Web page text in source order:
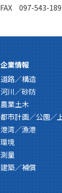
FAX 097-543-
企業情報
道路／構造
河川／砂防
農業土木
都市計画／公園／
港湾／漁港
環境
測量
建築／補償